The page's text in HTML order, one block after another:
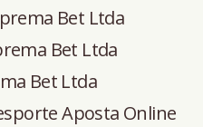
Bet Ltda
Bet Ltda
Bet Ltda
Aposta Online